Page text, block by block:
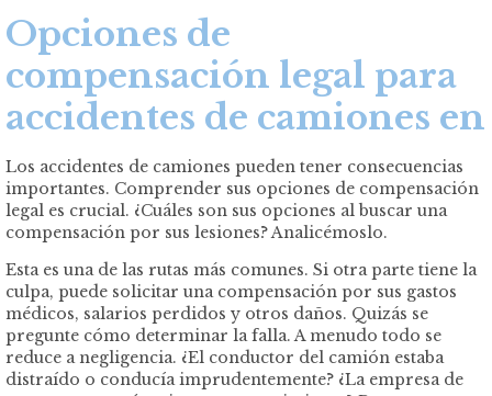
Opciones de
compensación legal para
accidentes de camiones en
Los accidentes de camiones pueden tener consecuencias
importantes. Comprender sus opciones de compensación
legal es crucial. ¿Cuáles son sus opciones al buscar una
compensación por sus lesiones? Analicémoslo.
Esta es una de las rutas más comunes. Si otra parte tiene la
culpa, puede solicitar una compensación por sus gastos
médicos, salarios perdidos y otros daños. Quizás se
pregunte cómo determinar la falla. A menudo todo se
reduce a negligencia. ¿El conductor del camión estaba
distraído o conducía imprudentemente? ¿La empresa de